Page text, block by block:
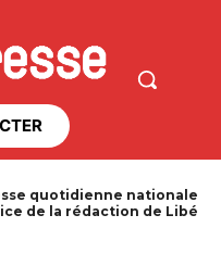
quotidienne nationale
de la rédaction de Libé